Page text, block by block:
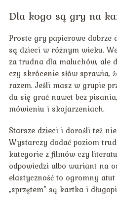
Dla kogo są gry na
Proste gry papierowe dobrze
są dzieci w różnym wieku.
za trudna dla maluchów, ale
czy skrócenie słów sprawia,
razem. Jeśli masz w grupie
da się grać nawet bez
mówieniu i skojarzeniach.
Starsze dzieci i dorośli też
Wystarczy dodać poziom
kategorie z filmów czy
odpowiedzi albo wariant na
elastyczność to ogromny
„sprzętem” są kartka i